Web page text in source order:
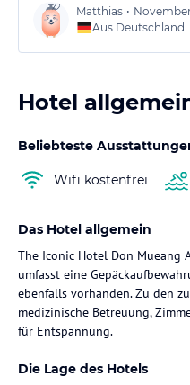
Matthias •
Aus Deutschland
Hotel
Beliebteste
Wifi kostenfrei
Das Hotel allgemein
The Iconic Hotel Don Mueang
umfasst eine
ebenfalls vorhanden. Zu den
medizinische Betreuung,
für Entspannung.
Die Lage des Hotels